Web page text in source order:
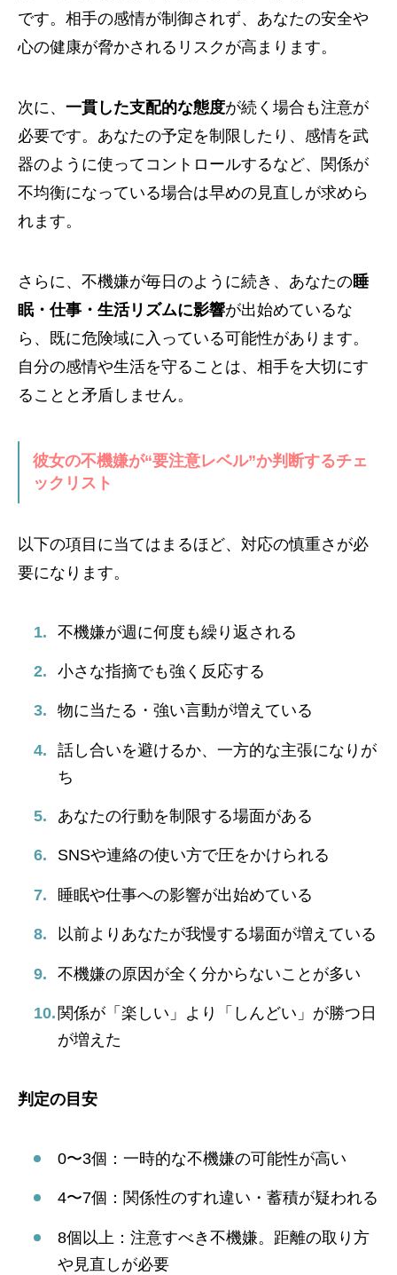
です。相手の感情が制御されず、あなたの安全や
心の健康が脅かされるリスクが高まります。
次に、 一貫した支配的な態度が続く場合も注意が
必要です。あなたの予定を制限したり、感情を武
器のように使ってコントロールするなど、関係が
不均衡になっている場合は早めの見直しが求めら
れます。
さらに、不機嫌が毎日のように続き、あなたの睡
眠・仕事・生活リズムに影響が出始めているな
ら、既に危険域に入っている可能性があります。
自分の感情や生活を守ることは、相手を大切にす
ることと矛盾しません。
彼女の不機嫌が“要注意レベル”か判断するチェ
ックリスト
以下の項目に当てはまるほど、対応の慎重さが必
要になります。
不機嫌が週に何度も繰り返される
小さな指摘でも強く反応する
物に当たる・強い言動が増えている
話し合いを避けるか、一方的な主張になりが
ち
あなたの行動を制限する場面がある
SNSや連絡の使い方で圧をかけられる
睡眠や仕事への影響が出始めている
以前よりあなたが我慢する場面が増えている
不機嫌の原因が全く分からないことが多い
関係が「楽しい」より「しんどい」が勝つ日
が増えた
判定の目安
0〜3個：一時的な不機嫌の可能性が高い
4〜7個：関係性のすれ違い・蓄積が疑われる
8個以上：注意すべき不機嫌。距離の取り方
や見直しが必要